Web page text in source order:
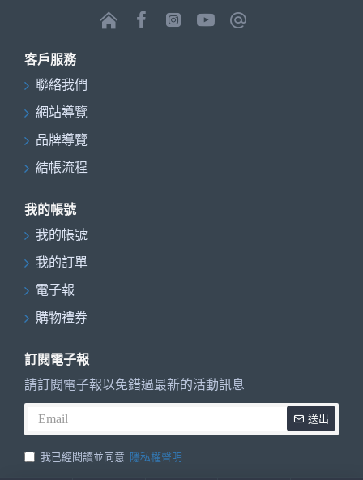
客戶服務
聯絡我們
網站導覽
品牌導覽
結帳流程
我的帳號
我的帳號
我的訂單
電子報
購物禮券
訂閱電子報
請訂閱電子報以免錯過最新的活動訊息
送出
我已經閱讀並同意 隱私權聲明